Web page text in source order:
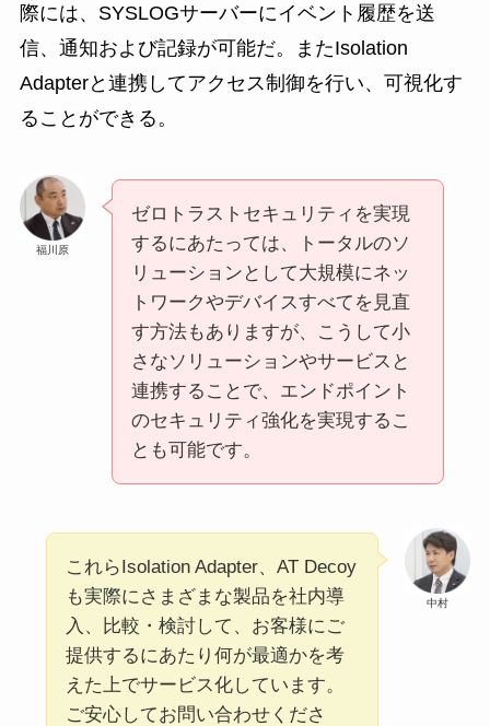
際には、SYSLOGサーバーにイベント履歴を送
信、通知および記録が可能だ。またIsolation
Adapterと連携してアクセス制御を行い、可視化す
ることができる。
福川原
ゼロトラストセキュリティを実現
するにあたっては、トータルのソ
リューションとして大規模にネッ
トワークやデバイスすべてを見直
す方法もありますが、こうして小
さなソリューションやサービスと
連携することで、エンドポイント
のセキュリティ強化を実現するこ
とも可能です。
中村
これらIsolation Adapter、AT Decoy
も実際にさまざまな製品を社内導
入、比較・検討して、お客様にご
提供するにあたり何が最適かを考
えた上でサービス化しています。
ご安心してお問い合わせくださ